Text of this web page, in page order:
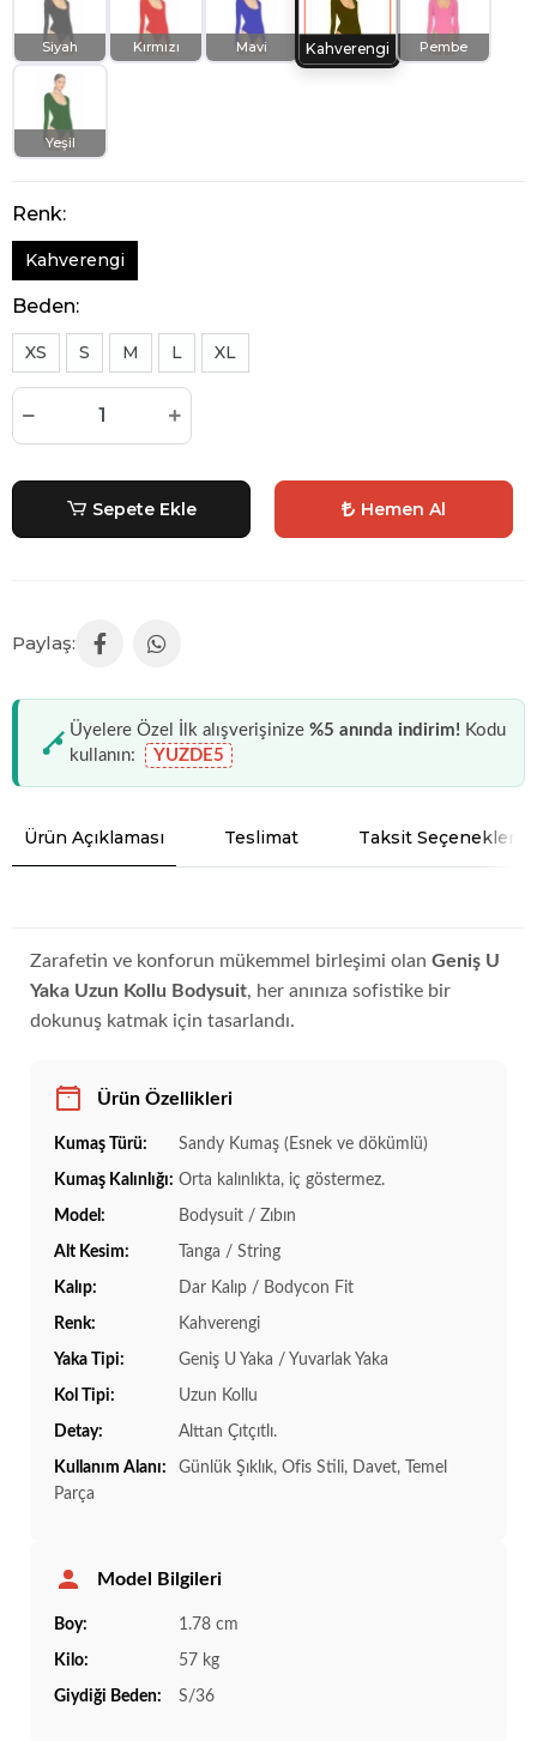
Siyah Kırmızı Mavi Kahverengi Pembe
Yeşil
Renk:
Kahverengi
Beden:
XS S M L XL
Sepete Ekle Hemen Al
Üyelere Özel İlk alışverişinize %5 anında indirim! Kodu
kullanın:
YUZDE5
Ürün Açıklaması Teslimat Taksit Seçenekleri
Zarafetin ve konforun mükemmel birleşimi olan Geniş U
Yaka Uzun Kollu Bodysuit, her anınıza sofistike bir
dokunuş katmak için tasarlandı.
Ürün Özellikleri
Kumaş Türü: Sandy Kumaş (Esnek ve dökümlü)
Kumaş Kalınlığı: Orta kalınlıkta, iç göstermez.
Model: Bodysuit / Zıbın
Alt Kesim: Tanga / String
Kalıp: Dar Kalıp / Bodycon Fit
Renk: Kahverengi
Yaka Tipi: Geniş U Yaka / Yuvarlak Yaka
Kol Tipi: Uzun Kollu
Detay: Alttan Çıtçıtlı.
Kullanım Alanı:
Günlük Şıklık, Ofis Stili, Davet, Temel
Parça
Model Bilgileri
Boy: 1.78 cm
Kilo: 57 kg
Giydiği Beden: S/36